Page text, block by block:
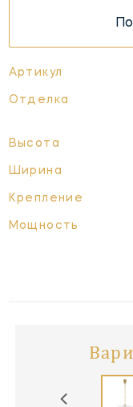
Артикул
Отделка
Высота
Ширина
Крепление
Мощность